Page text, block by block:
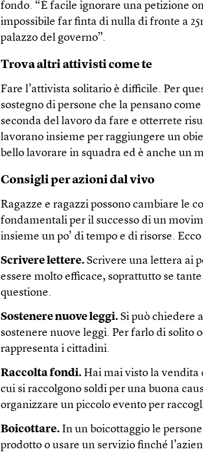
fondo. “È facile ignorare una petizione
impossibile far finta di nulla di fronte a
palazzo del governo”.
Trova altri attivisti come te
Fare l’attivista solitario è difficile. Per
sostegno di persone che la pensano
seconda del lavoro da fare e otterrete
lavorano insieme per raggiungere un
bello lavorare in squadra ed è anche un
Consigli per azioni dal vivo
Ragazze e ragazzi possono cambiare le
fondamentali per il successo di un
insieme un po’ di tempo e di risorse.
Scrivere lettere. Scrivere una lettera ai
essere molto efficace, soprattutto se
questione.
Sostenere nuove leggi. Si può chiedere
sostenere nuove leggi. Per farlo di solito
rappresenta i cittadini.
Raccolta fondi. Hai mai visto la vendita
cui si raccolgono soldi per una buona
organizzare un piccolo evento per
Boicottare. In un boicottaggio le
prodotto o usare un servizio finché